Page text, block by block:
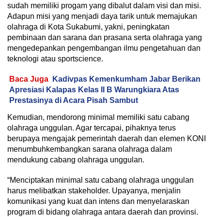
sudah memiliki progam yang dibalut dalam visi dan misi.
Adapun misi yang menjadi daya tarik untuk memajukan
olahraga di Kota Sukabumi, yakni, peningkatan
pembinaan dan sarana dan prasana serta olahraga yang
mengedepankan pengembangan ilmu pengetahuan dan
teknologi atau sportscience.
Baca Juga
Kadivpas Kemenkumham Jabar Berikan
Apresiasi Kalapas Kelas II B Warungkiara Atas
Prestasinya di Acara Pisah Sambut
Kemudian, ‎mendorong minimal memiliki satu cabang
olahraga unggulan. Agar tercapai, pihaknya terus
berupaya mengajak pemerintah daerah dan elemen KONI
menumbuhkembangkan sarana olahraga dalam
mendukung cabang olahraga unggulan.
“Menciptakan minimal satu cabang olahraga unggulan
harus melibatkan stakeholder. Upayanya, menjalin
komunikasi yang kuat dan intens dan menyelaraskan
program di bidang olahraga antara daerah dan provinsi.